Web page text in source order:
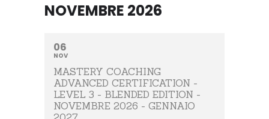
NOVEMBRE 2026
06
NOV
MASTERY COACHING
ADVANCED CERTIFICATION -
LEVEL 3 - BLENDED EDITION -
NOVEMBRE 2026 - GENNAIO